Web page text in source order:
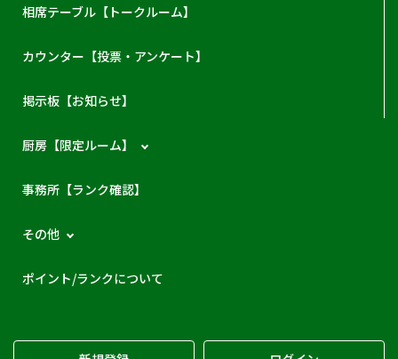
相席テーブル【トークルーム】
カウンター【投票・アンケート】
掲示板【お知らせ】
厨房【限定ルーム】
事務所【ランク確認】
その他
ポイント/ランクについて